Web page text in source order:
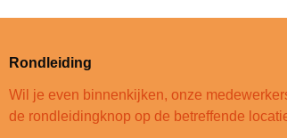
Rondleiding
Wil je even binnenkijken, onze
de rondleidingknop op de betreffende